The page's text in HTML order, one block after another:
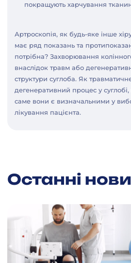
покращують харчування
Артроскопія, як будь-яке інше
має ряд показань та
потрібна? Захворювання
внаслідок травм або
структури суглоба. Як
дегенеративний процес у суглобі,
саме вони є визначальними у
лікування пацієнта.
Останні